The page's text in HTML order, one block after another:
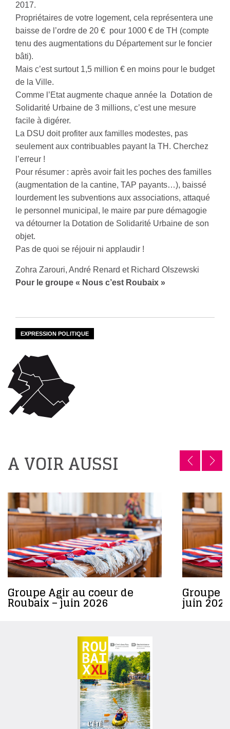
2017.
Propriétaires de votre logement, cela représentera une
baisse de l’ordre de 20 € pour 1000 € de TH (compte
tenu des augmentations du Département sur le foncier
bâti).
Mais c’est surtout 1,5 million € en moins pour le budget
de la Ville.
Comme l’Etat augmente chaque année la Dotation de
Solidarité Urbaine de 3 millions, c’est une mesure
facile à digérer.
La DSU doit profiter aux familles modestes, pas
seulement aux contribuables payant la TH. Cherchez
l’erreur !
Pour résumer : après avoir fait les poches des familles
(augmentation de la cantine, TAP payants…), baissé
lourdement les subventions aux associations, attaqué
le personnel municipal, le maire par pure démagogie
va détourner la Dotation de Solidarité Urbaine de son
objet.
Pas de quoi se réjouir ni applaudir !
Zohra Zarouri, André Renard et Richard Olszewski
Pour le groupe « Nous c’est Roubaix »
EXPRESSION POLITIQUE
A VOIR AUSSI
Groupe Agir au coeur de
Roubaix – juin 2026
Groupe
juin 2026